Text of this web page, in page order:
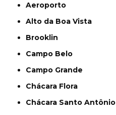
Aeroporto
Alto da Boa Vista
Brooklin
Campo Belo
Campo Grande
Chácara Flora
Chácara Santo Antônio